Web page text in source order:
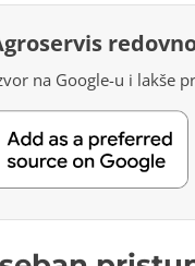
na Google-u i lakše